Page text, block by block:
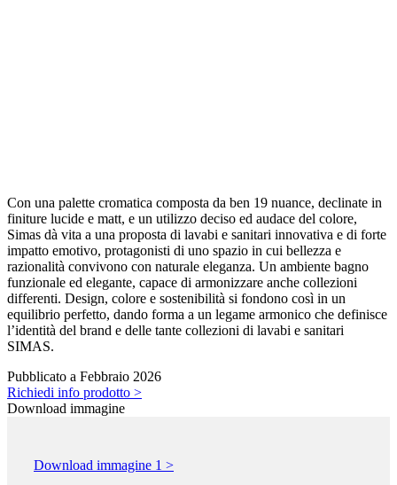
Con una palette cromatica composta da ben 19 nuance, declinate in
finiture lucide e matt, e un utilizzo deciso ed audace del colore,
Simas dà vita a una proposta di lavabi e sanitari innovativa e di forte
impatto emotivo, protagonisti di uno spazio in cui bellezza e
razionalità convivono con naturale eleganza. Un ambiente bagno
funzionale ed elegante, capace di armonizzare anche collezioni
differenti. Design, colore e sostenibilità si fondono così in un
equilibrio perfetto, dando forma a un legame armonico che definisce
l’identità del brand e delle tante collezioni di lavabi e sanitari
SIMAS.
Pubblicato a Febbraio 2026
Richiedi info prodotto >
Download immagine
Download immagine 1 >